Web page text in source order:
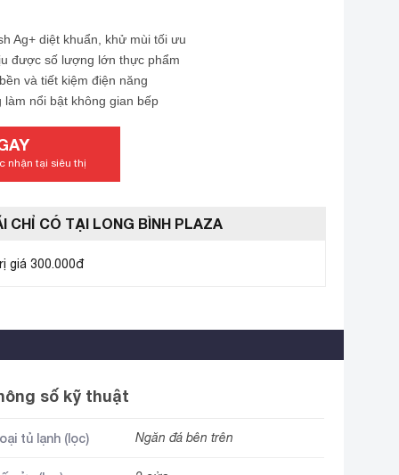
Ag+ diệt khuẩn, khử mùi tối ưu
được số lượng lớn thực phẩm
và tiết kiệm điện năng
nổi bật không gian bếp
nhận tại siêu thị
CHỈ CÓ TẠI LONG BÌNH PLAZA
giá 300.000đ
số kỹ thuật
tủ lạnh (lọc) Ngăn đá bên trên